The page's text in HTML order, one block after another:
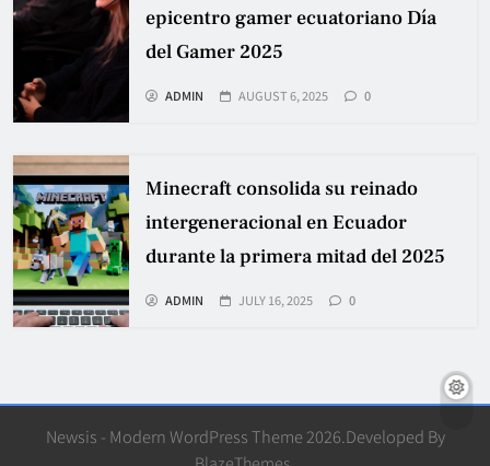
epicentro gamer ecuatoriano Día
del Gamer 2025
ADMIN AUGUST 6, 2025 0
Minecraft consolida su reinado
intergeneracional en Ecuador
durante la primera mitad del 2025
ADMIN JULY 16, 2025 0
Newsis - Modern WordPress Theme 2026.Developed By